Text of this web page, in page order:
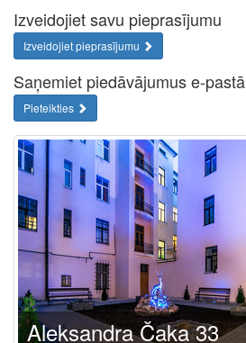
Izveidojiet savu pieprasījumu
Izveidojiet pieprasījumu
Saņemiet piedāvājumus e-pastā
Pieteikties
Aleksandra Čaka 33